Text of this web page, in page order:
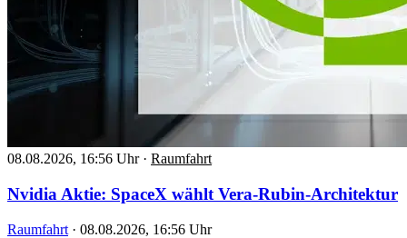
08.08.2026, 16:56 Uhr · Raumfahrt
Nvidia Aktie: SpaceX wählt Vera-Rubin-Architektur
Raumfahrt · 08.08.2026, 16:56 Uhr